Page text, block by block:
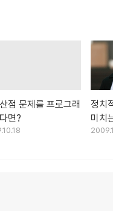
점 문제를 프로그래
면?
정치
미치